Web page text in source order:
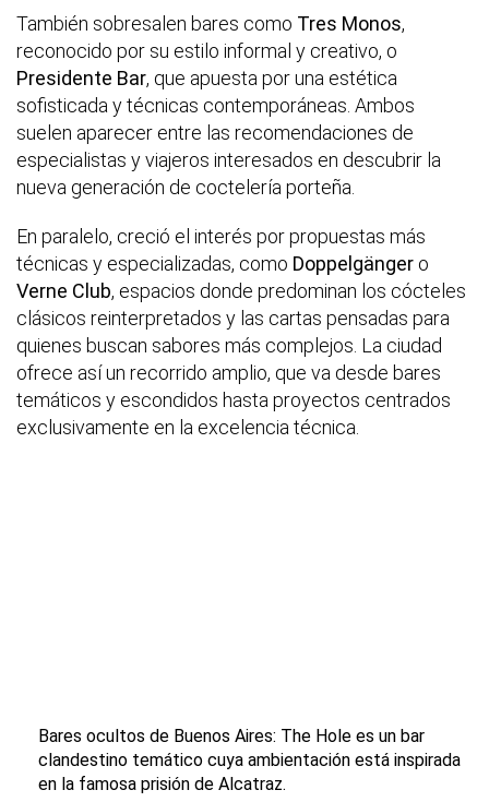
También sobresalen bares como Tres Monos,
reconocido por su estilo informal y creativo, o
Presidente Bar, que apuesta por una estética
sofisticada y técnicas contemporáneas. Ambos
suelen aparecer entre las recomendaciones de
especialistas y viajeros interesados en descubrir la
nueva generación de coctelería porteña.
En paralelo, creció el interés por propuestas más
técnicas y especializadas, como Doppelgänger o
Verne Club, espacios donde predominan los cócteles
clásicos reinterpretados y las cartas pensadas para
quienes buscan sabores más complejos. La ciudad
ofrece así un recorrido amplio, que va desde bares
temáticos y escondidos hasta proyectos centrados
exclusivamente en la excelencia técnica.
Bares ocultos de Buenos Aires: The Hole es un bar
clandestino temático cuya ambientación está inspirada
en la famosa prisión de Alcatraz.